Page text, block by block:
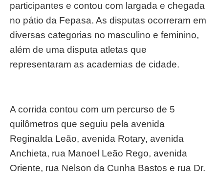
participantes e contou com largada e chegada
no pátio da Fepasa. As disputas ocorreram em
diversas categorias no masculino e feminino,
além de uma disputa atletas que
representaram as academias de cidade.
A corrida contou com um percurso de 5
quilômetros que seguiu pela avenida
Reginalda Leão, avenida Rotary, avenida
Anchieta, rua Manoel Leão Rego, avenida
Oriente, rua Nelson da Cunha Bastos e rua Dr.